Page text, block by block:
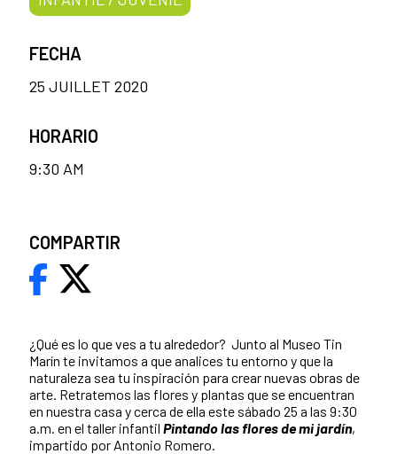
¿Qué es lo que ves a tu alrededor? Junto al Museo Tin
Marín te invitamos a que analices tu entorno y que la
naturaleza sea tu inspiración para crear nuevas obras de
arte. Retratemos las flores y plantas que se encuentran
en nuestra casa y cerca de ella este sábado 25 a las 9:30
a.m. en el taller infantil Pintando las flores de mi jardín,
impartido por Antonio Romero.
FECHA
25 JUILLET 2020
HORARIO
9:30 AM
COMPARTIR